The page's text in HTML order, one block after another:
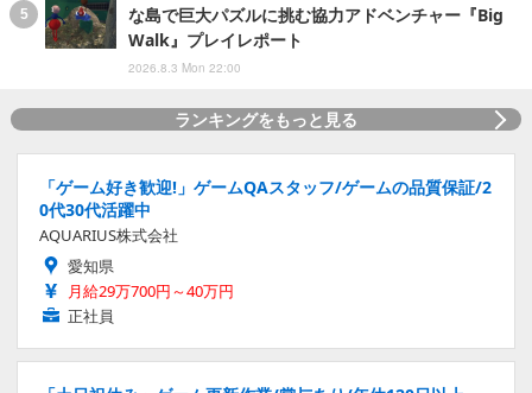
な島で巨大パズルに挑む協力アドベンチャー『Big
Walk』プレイレポート
2026.8.3 Mon 22:00
ランキングをもっと見る
「ゲーム好き歓迎!」ゲームQAスタッフ/ゲームの品質保証/2
0代30代活躍中
AQUARIUS株式会社
愛知県
月給29万700円～40万円
正社員